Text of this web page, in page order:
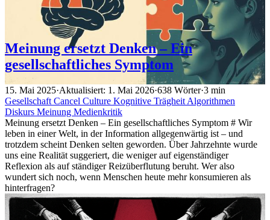
Meinung ersetzt Denken – Ein
gesellschaftliches Symptom
15. Mai 2025·Aktualisiert: 1. Mai 2026·638 Wörter·3 min
Gesellschaft Cancel Culture Kognitive Trägheit Algorithmen
Diskurs Meinung Medienkritik
Meinung ersetzt Denken – Ein gesellschaftliches Symptom # Wir
leben in einer Welt, in der Information allgegenwärtig ist – und
trotzdem scheint Denken selten geworden. Über Jahrzehnte wurde
uns eine Realität suggeriert, die weniger auf eigenständiger
Reflexion als auf ständiger Reizüberflutung beruht. Wer also
wundert sich noch, wenn Menschen heute mehr konsumieren als
hinterfragen?